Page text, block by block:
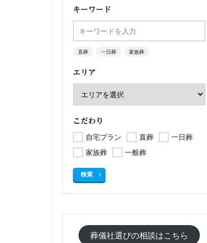
キーワード
直葬 一日葬 家族葬
エリア
こだわり
自宅プラン 直葬
一日葬
家族葬
一般葬
検索
葬儀社選びの相談はこちら